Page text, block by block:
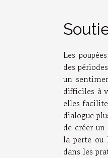
Les
des
un
difficiles à
elles
dialogue
de créer
la perte ou
dans les